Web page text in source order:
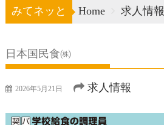
みてネッと Home 求人情報
日本国民食㈱
2026年5月21日 求人情報